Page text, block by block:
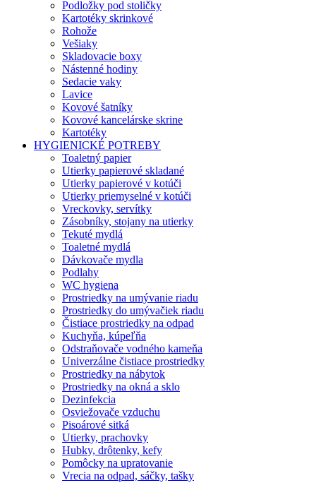
Podložky pod stoličky
Kartotéky skrinkové
Rohože
Vešiaky
Skladovacie boxy
Nástenné hodiny
Sedacie vaky
Lavice
Kovové šatníky
Kovové kancelárske skrine
Kartotéky
HYGIENICKÉ POTREBY
Toaletný papier
Utierky papierové skladané
Utierky papierové v kotúči
Utierky priemyselné v kotúči
Vreckovky, servítky
Zásobníky, stojany na utierky
Tekuté mydlá
Toaletné mydlá
Dávkovače mydla
Podlahy
WC hygiena
Prostriedky na umývanie riadu
Prostriedky do umývačiek riadu
Čistiace prostriedky na odpad
Kuchyňa, kúpeľňa
Odstraňovače vodného kameňa
Univerzálne čistiace prostriedky
Prostriedky na nábytok
Prostriedky na okná a sklo
Dezinfekcia
Osviežovače vzduchu
Pisoárové sitká
Utierky, prachovky
Hubky, drôtenky, kefy
Pomôcky na upratovanie
Vrecia na odpad, sáčky, tašky